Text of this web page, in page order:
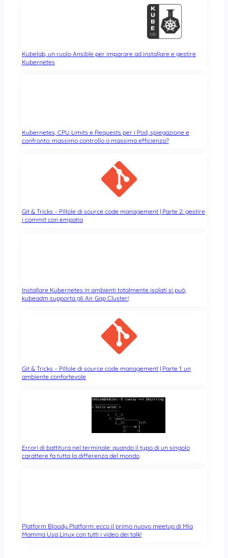
Kubelab, un ruolo Ansible per imparare ad installare e gestire
Kubernetes
Kubernetes, CPU Limits e Requests per i Pod, spiegazione e
confronto: massimo controllo o massima efficienza?
Git & Tricks – Pillole di source code management | Parte 2: gestire
i commit con empatia
Installare Kubernetes in ambienti totalmente isolati si può,
kubeadm supporta gli Air Gap Cluster!
Git & Tricks – Pillole di source code management | Parte 1: un
ambiente confortevole
Errori di battitura nel terminale: quando il typo di un singolo
carattere fa tutta la differenza del mondo
Platform Bloody Platform: ecco il primo nuovo meetup di Mia
Mamma Usa Linux con tutti i video dei talk!